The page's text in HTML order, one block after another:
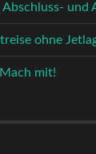
und
ohne
mit!